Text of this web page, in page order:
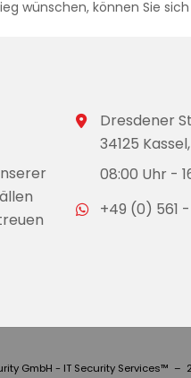
wünschen, können Sie
Dresdener
34125
08:00 Uhr -
+49 (0) 561
GmbH - IT Security Services™ –